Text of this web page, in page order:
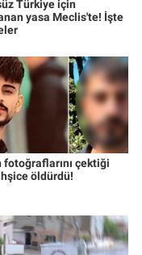
Türkiye için
yasa Meclis'te! İşte
fotoğraflarını çektiği
öldürdü!